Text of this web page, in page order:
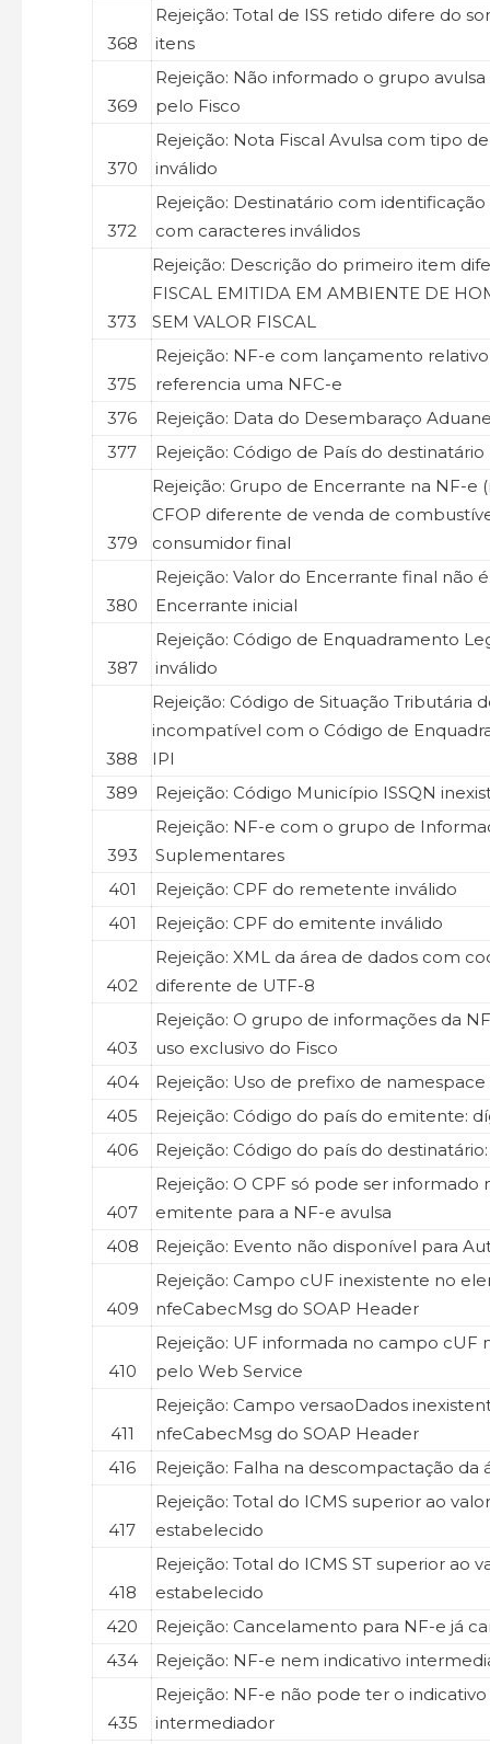
368
Rejeição: Total de ISS retido difere do
itens
369
Rejeição: Não informado o grupo avulsa
pelo Fisco
370
Rejeição: Nota Fiscal Avulsa com tipo
inválido
372
Rejeição: Destinatário com
com caracteres inválidos
373
Rejeição: Descrição do primeiro item
FISCAL EMITIDA EM AMBIENTE DE
SEM VALOR FISCAL
375
Rejeição: NF-e com lançamento
referencia uma NFC-e
376
Rejeição: Data do Desembaraço
377
Rejeição: Código de País do
379
Rejeição: Grupo de Encerrante na NF-e
CFOP diferente de venda de
consumidor final
380
Rejeição: Valor do Encerrante final não
Encerrante inicial
387
Rejeição: Código de Enquadramento
inválido
388
Rejeição: Código de Situação Tributária
incompatível com o Código de
IPI
389
Rejeição: Código Município ISSQN
393
Rejeição: NF-e com o grupo de
Suplementares
401
Rejeição: CPF do remetente inválido
401
Rejeição: CPF do emitente inválido
402
Rejeição: XML da área de dados com
diferente de UTF-8
403
Rejeição: O grupo de informações da
uso exclusivo do Fisco
404
Rejeição: Uso de prefixo de
405
Rejeição: Código do país do emitente:
406
Rejeição: Código do país do
407
Rejeição: O CPF só pode ser informado
emitente para a NF-e avulsa
408
Rejeição: Evento não disponível para
409
Rejeição: Campo cUF inexistente no
nfeCabecMsg do SOAP Header
410
Rejeição: UF informada no campo cUF
pelo Web Service
411
Rejeição: Campo versaoDados
nfeCabecMsg do SOAP Header
416
Rejeição: Falha na descompactação da
417
Rejeição: Total do ICMS superior ao
estabelecido
418
Rejeição: Total do ICMS ST superior ao
estabelecido
420
Rejeição: Cancelamento para NF-e já
434
Rejeição: NF-e nem indicativo
435
Rejeição: NF-e não pode ter o
intermediador